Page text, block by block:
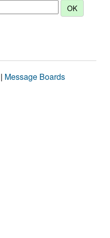
| Message Boards